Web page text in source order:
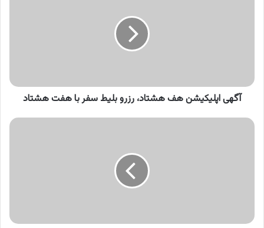
هفت
هشتادآگهی اپلیکیشن هف هشتاد، رزرو بلیط سفر با هفت هشتاد
آگهی